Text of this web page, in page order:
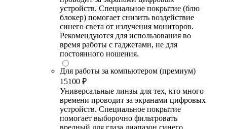
устройств. Специальное покрытие (блю
блокер) помогает снизить воздействие
синего света от излучения мониторов.
Рекомендуются для использования во
время работы с гаджетами, не для
постоянного ношения.
Для работы за компьютером (премиум)
15100 ₽
Универсальные линзы для тех, кто много
времени проводит за экранами цифровых
устройств. Специальное покрытие
помогает выборочно фильтровать
вредный для глаза диапазон синего